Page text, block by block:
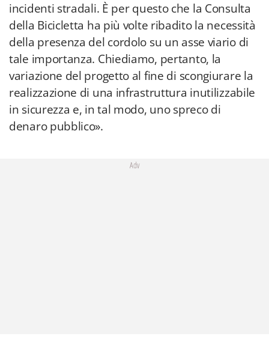
incidenti stradali. È per questo che la Consulta
della Bicicletta ha più volte ribadito la necessità
della presenza del cordolo su un asse viario di
tale importanza. Chiediamo, pertanto, la
variazione del progetto al fine di scongiurare la
realizzazione di una infrastruttura inutilizzabile
in sicurezza e, in tal modo, uno spreco di
denaro pubblico».
Adv